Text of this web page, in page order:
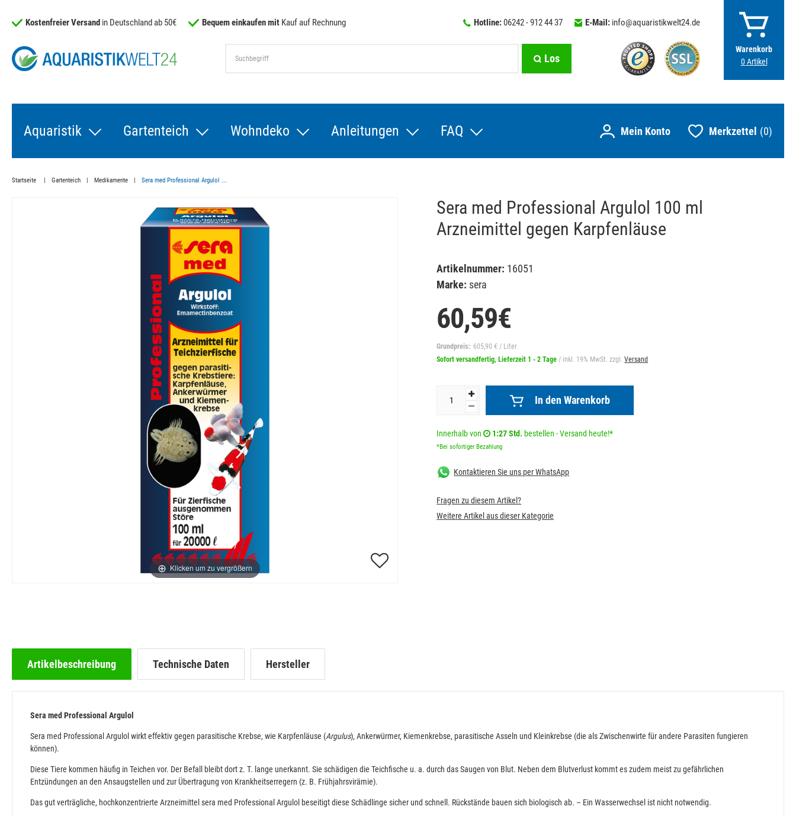
Warenkorb
0 Artikel
Kostenfreier Versand in Deutschland ab 50€ Bequem einkaufen mit Kauf auf Rechnung Hotline:06242 - 912 44 37 E-Mail: info@aquaristikwelt24.de
Los
Aquaristik Gartenteich Wohndeko Anleitungen FAQ Merkzettel 0
Startseite Gartenteich Medikamente Sera med Professional Argulol ...
Klicken um zu vergrößern
Sera med Professional Argulol 100 ml
Arzneimittel gegen Karpfenläuse
Artikelnummer: 16051
Marke: sera
60,59€
Grundpreis:: 605,90 € / Liter
Sofort versandfertig, Lieferzeit 1 - 2 Tage/ inkl. 19% MwSt. zzgl.Versand
In den Warenkorb
Innerhalb von 1:27 Std. bestellen - Versand heute!*
*Bei sofortiger Bezahlung
Kontaktieren Sie uns per WhatsApp
Fragen zu diesem Artikel?
Weitere Artikel aus dieser Kategorie
Artikelbeschreibung Technische Daten Hersteller
Sera med Professional Argulol
Sera med Professional Argulol wirkt effektiv gegen parasitische Krebse, wie Karpfenläuse (Argulus), Ankerwürmer, Kiemenkrebse, parasitische Asseln und Kleinkrebse (die als Zwischenwirte für andere Parasiten fungieren
können).
Diese Tiere kommen häufig in Teichen vor. Der Befall bleibt dort z. T. lange unerkannt. Sie schädigen die Teichfische u. a. durch das Saugen von Blut. Neben dem Blutverlust kommt es zudem meist zu gefährlichen
Entzündungen an den Ansaugstellen und zur Übertragung von Krankheitserregern (z. B. Frühjahrsvirämie).
Das gut verträgliche, hochkonzentrierte Arzneimittel sera med Professional Argulol beseitigt diese Schädlinge sicher und schnell. Rückstände bauen sich biologisch ab. – Ein Wasserwechsel ist nicht notwendig.